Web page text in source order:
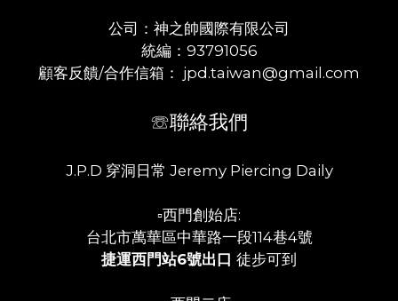
公司：神之帥國際有限公司
統編：93791056
顧客反饋/合作信箱： jpd.taiwan@gmail.com
☏聯絡我們
J.P.D 穿洞日常 Jeremy Piercing Daily
▫️西門創始店:
台北市萬華區中華路一段114巷4號
捷運西門站6號出口 徒步可到